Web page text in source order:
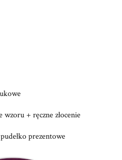
+ ręczne złocenie
prezentowe